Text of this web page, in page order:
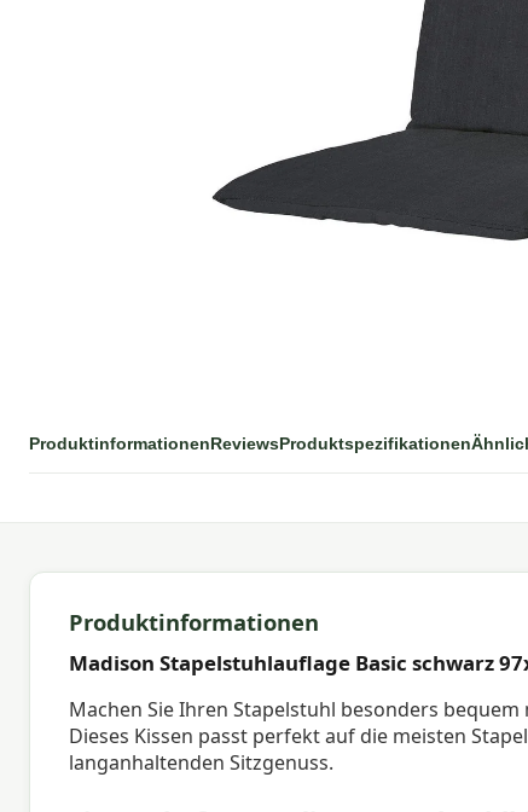
ProduktinformationenReviewsProduktspezifikationen
Produktinformationen
Madison Stapelstuhlauflage Basic schwarz
Machen Sie Ihren Stapelstuhl besonders bequem
Dieses Kissen passt perfekt auf die meisten
langanhaltenden Sitzgenuss.